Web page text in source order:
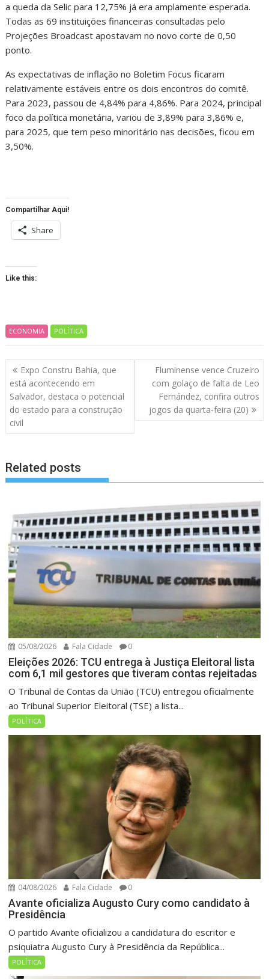
a queda da Selic para 12,75% já era amplamente esperada.
Todas as 69 instituições financeiras consultadas pelo
Projeções Broadcast apostavam no novo corte de 0,50
ponto.
As expectativas de inflação no Boletim Focus ficaram
relativamente estáveis entre os dois encontros do comitê.
Para 2023, passou de 4,84% para 4,86%. Para 2024, principal
foco da política monetária, variou de 3,89% para 3,86% e,
para 2025, que tem peso minoritário nas decisões, ficou em
3,50%.
Compartilhar Aqui!
Share
Like this:
ECONOMIA POLÍTICA
Navegação
de
artigos
Expo Constru Bahia, que
está acontecendo em
Salvador, destaca o potencial
do estado para a construção
civil
Fluminense vence Cruzeiro
com golaço de falta de Leo
Fernández, confira outros
jogos da quarta-feira (20)
Related posts
05/08/2026 Fala Cidade 0
Eleições 2026: TCU entrega à Justiça Eleitoral lista
com 6,1 mil gestores que tiveram contas rejeitadas
O Tribunal de Contas da União (TCU) entregou oficialmente
ao Tribunal Superior Eleitoral (TSE) a lista...
POLÍTICA
04/08/2026 Fala Cidade 0
Avante oficializa Augusto Cury como candidato à
Presidência
O partido Avante oficializou a candidatura do escritor e
psiquiatra Augusto Cury à Presidência da República...
POLÍTICA